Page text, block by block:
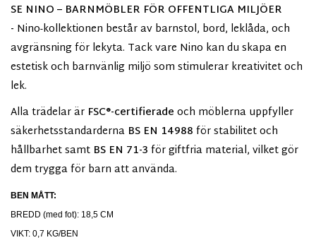
SE NINO – BARNMÖBLER FÖR OFFENTLIGA MILJÖER
- Nino-kollektionen består av barnstol, bord, leklåda, och
avgränsning för lekyta. Tack vare Nino kan du skapa en
estetisk och barnvänlig miljö som stimulerar kreativitet och
lek.
Alla trädelar är FSC®-certifieradeoch möblerna uppfyller
säkerhetsstandarderna BS EN 14988för stabilitet och
hållbarhet samt BS EN 71-3för giftfria material, vilket gör
dem trygga för barn att använda.
BEN MÅTT:
BREDD (med fot): 18,5 CM
VIKT: 0,7 KG/BEN